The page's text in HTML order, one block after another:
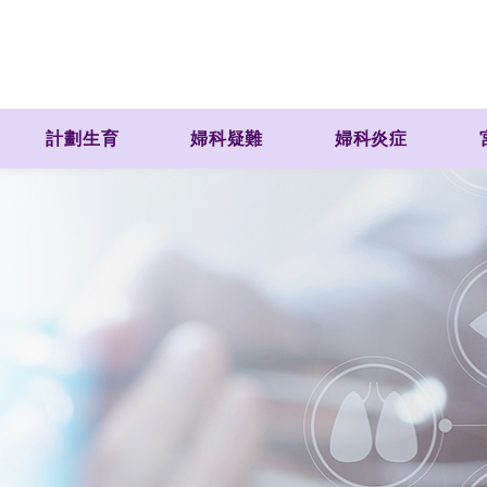
計劃生育 婦科疑難 婦科炎症